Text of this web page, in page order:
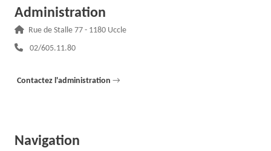
Administration
Adresse :
Rue de Stalle 77 - 1180 Uccle
Téléphone :
02/605.11.80
Contactez l'administration →
Navigation